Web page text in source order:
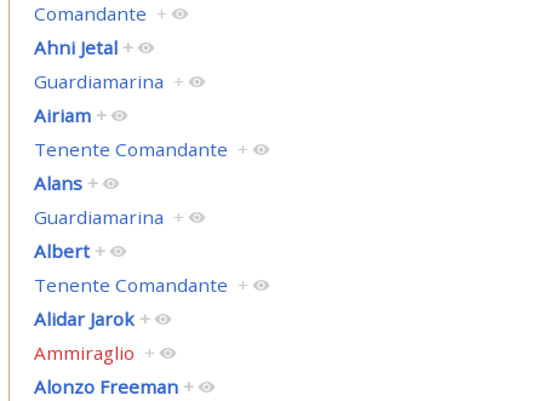
Comandante +
Ahni Jetal +
Guardiamarina +
Airiam +
Tenente Comandante +
Alans +
Guardiamarina +
Albert +
Tenente Comandante +
Alidar Jarok +
Ammiraglio +
Alonzo Freeman +